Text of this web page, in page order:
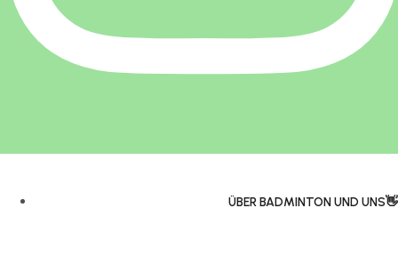
ÜBER BADMINTON UND UNS👋